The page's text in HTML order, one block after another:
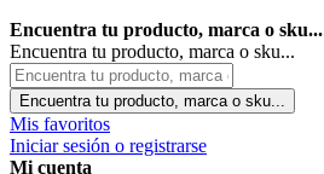
Encuentra tu producto, marca o sku...
Encuentra tu producto, marca o sku...
Encuentra tu producto, marca o sku...
Mis favoritos
Iniciar sesión o registrarse
Mi cuenta